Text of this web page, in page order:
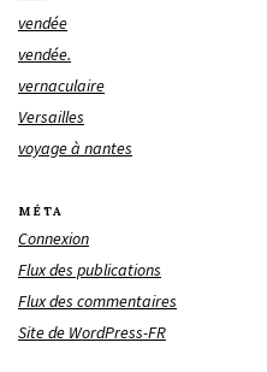
vendée
vendée.
vernaculaire
Versailles
voyage à nantes
MÉTA
Connexion
Flux des publications
Flux des commentaires
Site de WordPress-FR